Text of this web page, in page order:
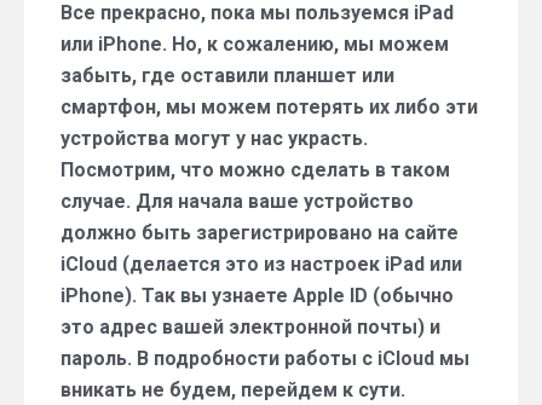
Все прекрасно, пока мы пользуемся iPad
или iPhone. Но, к сожалению, мы можем
забыть, где оставили планшет или
смартфон, мы можем потерять их либо эти
устройства могут у нас украсть.
Посмотрим, что можно сделать в таком
случае. Для начала ваше устройство
должно быть зарегистрировано на сайте
iCloud (делается это из настроек iPad или
iPhone). Так вы узнаете Apple ID (обычно
это адрес вашей электронной почты) и
пароль. В подробности работы с iCloud мы
вникать не будем, перейдем к сути.